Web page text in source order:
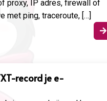
proxy, IP adres, firewall of
met ping, traceroute, […]

record je e-